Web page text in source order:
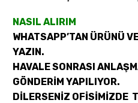
NASIL ALIRIM
WHATSAPP’TAN ÜRÜNÜ
YAZIN.
HAVALE SONRASI
GÖNDERİM YAPILIYOR.
DİLERSENİZ OFİSİMİZDE